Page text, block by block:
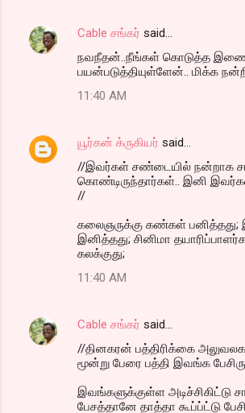
Cable சங்கர் said…
நவநீதன்..நீங்கள் கொடுத்த
பயன்படுத்தியுள்ளேன்.. மிக்க
11:40 AM
யூர்கன் க்ருகியர் said…
//இவர்கள் சண்டையில் நன்றாக
கொண்டிருந்தார்கள்.. இனி
//
கலைஞருக்கு கண்கள் பனித்தது;
இனித்தது; சினிமா
கலக்குது;
11:40 AM
Cable சங்கர் said…
//தினகரன் பத்திரிக்கை
மூன்று பேரை பத்தி இவங்க
இவங்களுக்குள்ள அடிச்சிகிட்டு
பேசத்தானே தாத்தா கூப்ப்ட்டு